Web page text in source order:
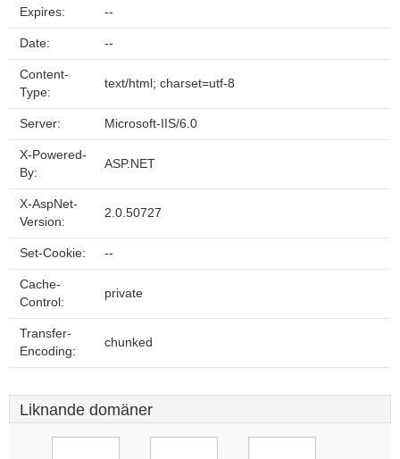
Expires: --
Date: --
Content-
Type:
text/html; charset=utf-8
Server: Microsoft-IIS/6.0
X-Powered-
By:
ASP.NET
X-AspNet-
Version:
2.0.50727
Set-Cookie: --
Cache-
Control:
private
Transfer-
Encoding:
chunked
Liknande domäner